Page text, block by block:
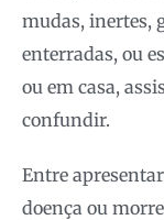
mudas, inertes,
enterradas, ou
ou em casa,
confundir.
Entre
doença ou